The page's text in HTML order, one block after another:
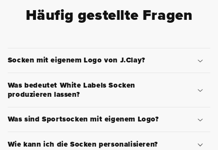
Häufig gestellte Fragen
Socken mit eigenem Logo von J.Clay?
Was bedeutet White Labels Socken
produzieren lassen?
Was sind Sportsocken mit eigenem Logo?
Wie kann ich die Socken personalisieren?